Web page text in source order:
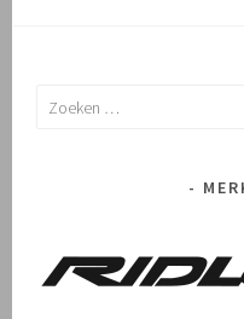
Zoeken